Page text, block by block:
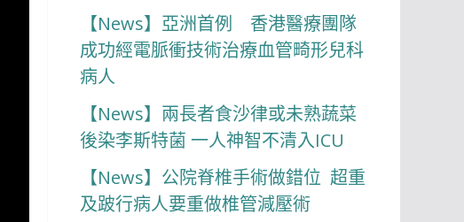
【News】亞洲首例 香港醫療團隊
成功經電脈衝技術治療血管畸形兒科
病人
【News】兩長者食沙律或未熟蔬菜
後染李斯特菌 一人神智不清入ICU
【News】公院脊椎手術做錯位 超重
及跛行病人要重做椎管減壓術